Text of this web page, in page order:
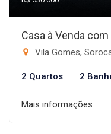
Casa à Venda
Vila Gomes,
2 Quartos 2
Mais informações